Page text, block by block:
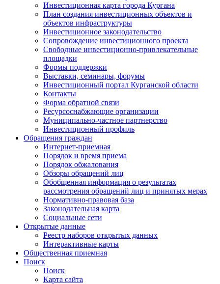
Инвестиционная карта города Кургана
План создания инвестиционных объектов и
объектов инфраструктуры
Инвестиционное законодательство
Сопровождение инвестиционного проекта
Свободные инвестиционно-привлекательные
площадки
Формы поддержки
Выставки, семинары, форумы
Инвестиционный портал Курганской области
Контакты
Форма обратной связи
Ресурсоснабжающие организации
Муниципально-частное партнерство
Инвестиционный профиль
Обращения граждан
Интернет-приемная
Порядок и время приема
Порядок обжалования
Обзоры обращений лиц
Обобщенная информация о результатах
рассмотрения обращений лиц и принятых мерах
Нормативно-правовая база
Законодательная карта
Социальные сети
Открытые данные
Реестр наборов открытых данных
Интерактивные карты
Общественная приемная
Поиск
Поиск
Карта сайта